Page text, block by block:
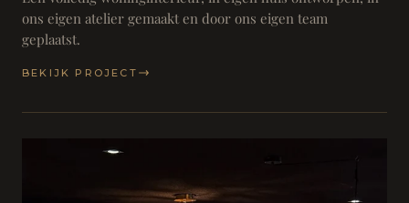
ons eigen atelier gemaakt en door ons eigen team
geplaatst.
BEKIJK PROJECT